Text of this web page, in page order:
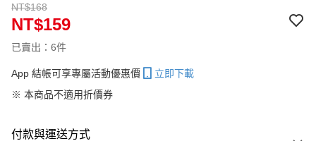
NT$168
NT$159
已賣出：6件
App 結帳可享專屬活動優惠價
立即下載
※ 本商品不適用折價券
付款與運送方式